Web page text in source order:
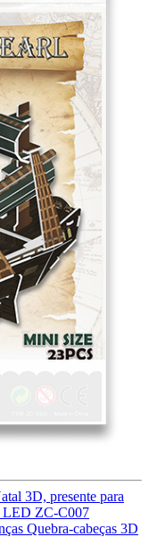
3D, presente para
LED ZC-C007
Quebra-cabeças 3D